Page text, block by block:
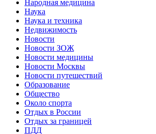
Народная медицина
Наука
Наука и техника
Недвижимость
Новости
Новости ЗОЖ
Новости медицины
Новости Москвы
Новости путешествий
Образование
Общество
Около спорта
Отдых в России
Отдых за границей
ПДД